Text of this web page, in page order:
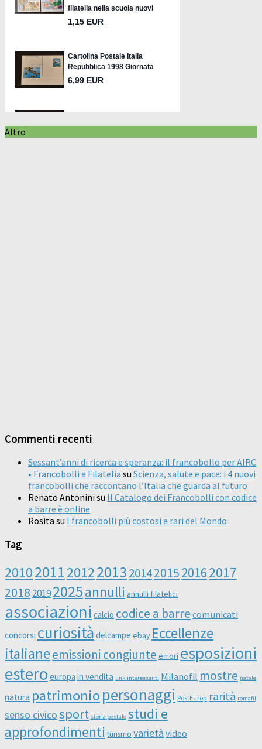
Altro
Commenti recenti
Sessant’anni di ricerca e speranza: il francobollo per AIRC
• Francobolli e Filatelia su Scienza, salute e pace: i 4 nuovi
francobolli che raccontano l’Italia che guarda al futuro
Renato Antonini su Il Catalogo dei Francobolli con codice
a barre è online
Rosita su I francobolli più costosi e rari del Mondo
Tag
20102011201220132014201520162017
2018 20192025annulli annulli filatelici
associazioni calcio codice a barre comunicati
concorsi curiosità delcampe ebay Eccellenze
italianeemissioni congiunte errori esposizioni
estero europa in vendita link interessanti Milanofil mostre natale
natura patrimoniopersonaggi PostEurop rarità romafil
senso civicosport storia postale studi e
approfondimenti turismo varietà video